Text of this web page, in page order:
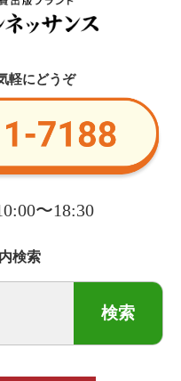
軽にどうぞ
〜18:30
検索
検索